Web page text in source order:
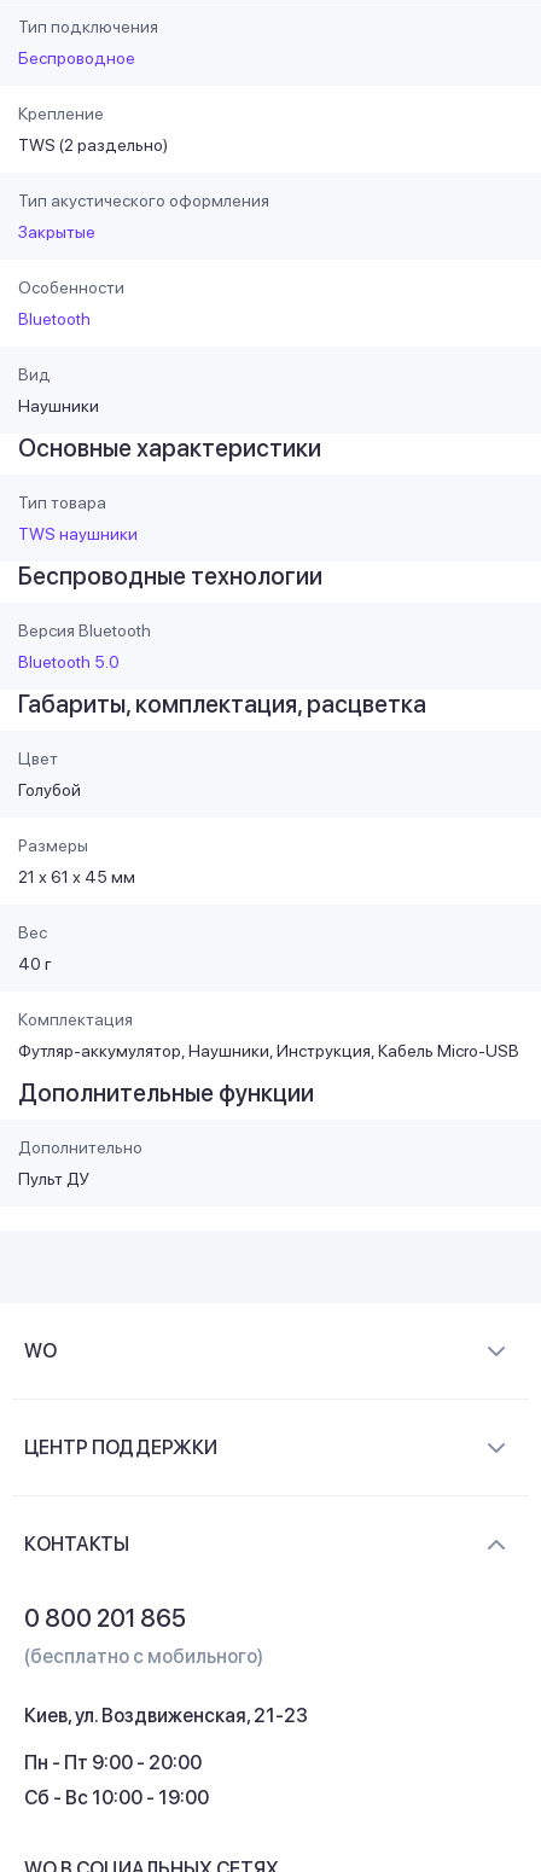
Тип подключения
Беспроводное
Крепление
TWS (2 раздельно)
Тип акустического оформления
Закрытые
Особенности
Bluetooth
Вид
Наушники
Основные характеристики
Тип товара
TWS наушники
Беспроводные технологии
Версия Bluetooth
Bluetooth 5.0
Габариты, комплектация, расцветка
Цвет
Голубой
Размеры
21 х 61 х 45 мм
Вес
40 г
Комплектация
Футляр-аккумулятор, Наушники, Инструкция, Кабель Micro-USB
Дополнительные функции
Дополнительно
Пульт ДУ
WO
Контакты
ЦЕНТР ПОДДЕРЖКИ
Кэшбек
КОНТАКТЫ
0 800 201 865
(бесплатно с мобильного)
Киев, ул. Воздвиженская, 21-23
Пн - Пт 9:00 - 20:00
Сб - Вс 10:00 - 19:00